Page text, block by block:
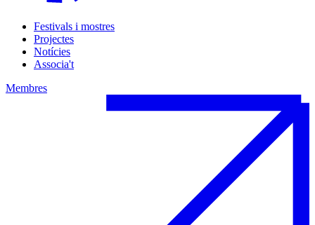
Festivals i mostres
Projectes
Notícies
Associa't
Membres